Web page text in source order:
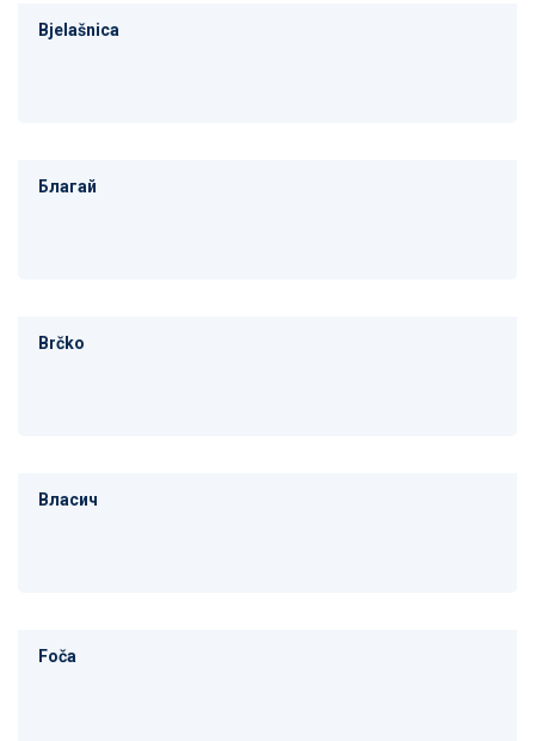
Bjelašnica
Благай
Brčko
Власич
Foča